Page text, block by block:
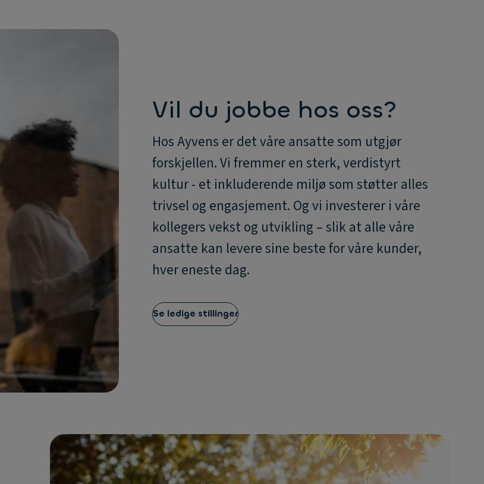
Vil du jobbe hos oss?
Hos Ayvens er det våre ansatte som utgjør
forskjellen. Vi fremmer en sterk, verdistyrt
kultur - et inkluderende miljø som støtter alles
trivsel og engasjement. Og vi investerer i våre
kollegers vekst og utvikling – slik at alle våre
ansatte kan levere sine beste for våre kunder,
hver eneste dag.
Se ledige stillinger